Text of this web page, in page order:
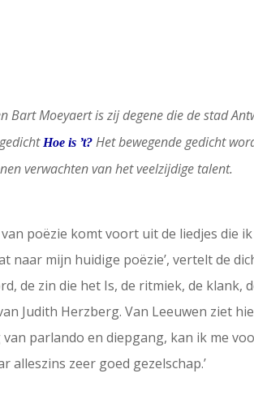
Bart Moeyaert is zij degene die de stad
Hoe is ’t? Het bewegende gedicht
verwachten van het veelzijdige talent.
poëzie komt voort uit de liedjes die
mijn huidige poëzie’, vertelt de
de zin die het Is, de ritmiek, de klank,
Judith Herzberg. Van Leeuwen ziet
parlando en diepgang, kan ik me
zeer goed gezelschap.’